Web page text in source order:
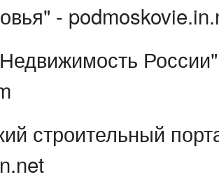
-
строительный